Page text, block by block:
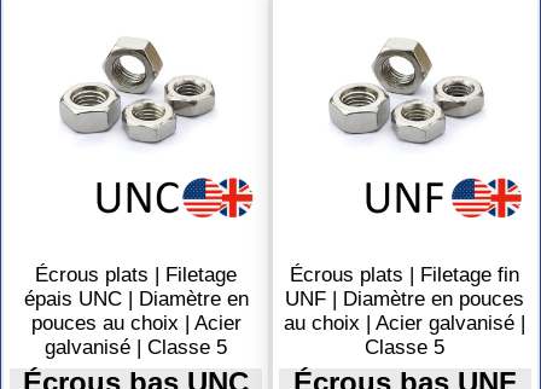
Écrous plats | Filetage
épais UNC | Diamètre en
pouces au choix | Acier
galvanisé | Classe 5
Écrous bas UNC
Écrous plats | Filetage fin
UNF | Diamètre en pouces
au choix | Acier galvanisé |
Classe 5
Écrous bas UNF